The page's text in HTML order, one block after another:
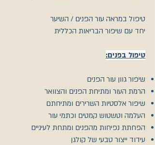
טיפול במראה עור הפנים / השיער
יחד עם שיפור הבריאות הכללית
טיפול בפנים:
שיפור גוון עור הפנים
הרמת העור ומתיחת הפנים והצוואר
שיפור אלסטיות השרירים ומתיחתם
העלמה וטשטוש קמטים וכתמי עור
הפחתת נפיחות מהפנים ומתחת לעיניים
עידוד ייצור טבעי של קולגן